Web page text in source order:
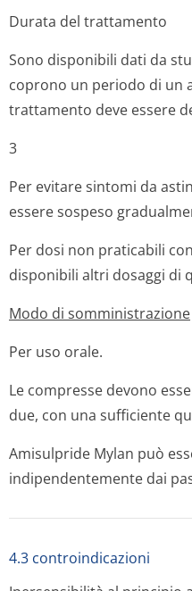
Durata del trattamento
Sono disponibili dati da
coprono un periodo di un
trattamento deve essere
3
Per evitare sintomi da
essere sospeso
Per dosi non praticabili
disponibili altri dosaggi di
Modo di somministrazione
Per uso orale.
Le compresse devono
due, con una sufficiente
Amisulpride Mylan può
indipendentemente dai
4.3 controindicazioni